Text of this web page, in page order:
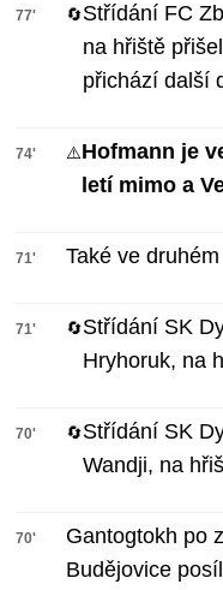
77' 🔄Střídání FC
na hřiště
přichází další
74' ⚠️Hofmann je
letí mimo a
71' Také ve
71' 🔄Střídání SK
Hryhoruk, na
70' 🔄Střídání SK
Wandji, na
70'
Gantogtokh po
Budějovice